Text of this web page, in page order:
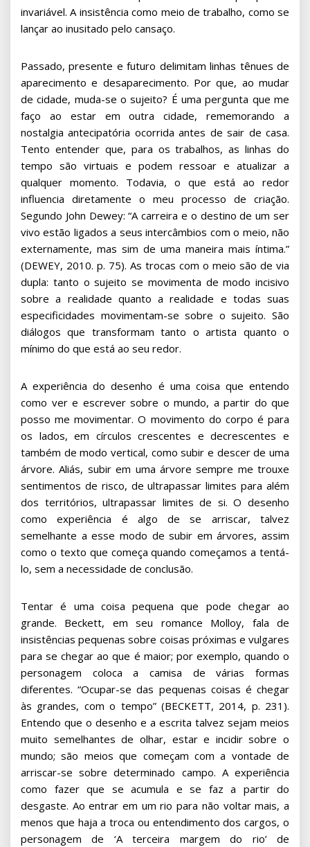
invariável. A insistência como meio de trabalho, como se
lançar ao inusitado pelo cansaço.
Passado, presente e futuro delimitam linhas tênues de
aparecimento e desaparecimento. Por que, ao mudar
de cidade, muda-se o sujeito? É uma pergunta que me
faço ao estar em outra cidade, rememorando a
nostalgia antecipatória ocorrida antes de sair de casa.
Tento entender que, para os trabalhos, as linhas do
tempo são virtuais e podem ressoar e atualizar a
qualquer momento. Todavia, o que está ao redor
influencia diretamente o meu processo de criação.
Segundo John Dewey: “A carreira e o destino de um ser
vivo estão ligados a seus intercâmbios com o meio, não
externamente, mas sim de uma maneira mais íntima.”
(DEWEY, 2010. p. 75). As trocas com o meio são de via
dupla: tanto o sujeito se movimenta de modo incisivo
sobre a realidade quanto a realidade e todas suas
especificidades movimentam-se sobre o sujeito. São
diálogos que transformam tanto o artista quanto o
mínimo do que está ao seu redor.
A experiência do desenho é uma coisa que entendo
como ver e escrever sobre o mundo, a partir do que
posso me movimentar. O movimento do corpo é para
os lados, em círculos crescentes e decrescentes e
também de modo vertical, como subir e descer de uma
árvore. Aliás, subir em uma árvore sempre me trouxe
sentimentos de risco, de ultrapassar limites para além
dos territórios, ultrapassar limites de si. O desenho
como experiência é algo de se arriscar, talvez
semelhante a esse modo de subir em árvores, assim
como o texto que começa quando começamos a tentá-
lo, sem a necessidade de conclusão.
Tentar é uma coisa pequena que pode chegar ao
grande. Beckett, em seu romance Molloy, fala de
insistências pequenas sobre coisas próximas e vulgares
para se chegar ao que é maior; por exemplo, quando o
personagem coloca a camisa de várias formas
diferentes. “Ocupar-se das pequenas coisas é chegar
às grandes, com o tempo” (BECKETT, 2014, p. 231).
Entendo que o desenho e a escrita talvez sejam meios
muito semelhantes de olhar, estar e incidir sobre o
mundo; são meios que começam com a vontade de
arriscar-se sobre determinado campo. A experiência
como fazer que se acumula e se faz a partir do
desgaste. Ao entrar em um rio para não voltar mais, a
menos que haja a troca ou entendimento dos cargos, o
personagem de ‘A terceira margem do rio’ de